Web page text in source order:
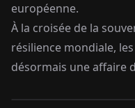
européenne.
À la croisée de la
résilience mondiale,
désormais une affaire
Start